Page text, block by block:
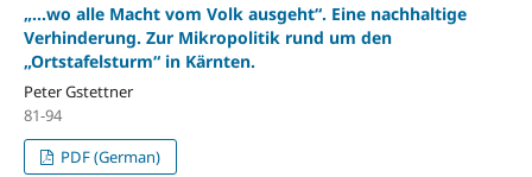
„...wo alle Macht vom Volk ausgeht“. Eine nachhaltige
Verhinderung. Zur Mikropolitik rund um den
„Ortstafelsturm“ in Kärnten.
Peter Gstettner
81-94
PDF (German)